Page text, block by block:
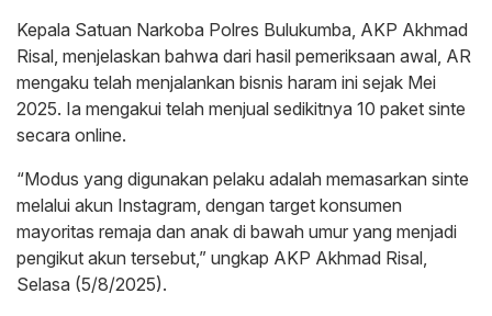
Kepala Satuan Narkoba Polres Bulukumba, AKP Akhmad
Risal, menjelaskan bahwa dari hasil pemeriksaan awal, AR
mengaku telah menjalankan bisnis haram ini sejak Mei
2025. Ia mengakui telah menjual sedikitnya 10 paket sinte
secara online.
“Modus yang digunakan pelaku adalah memasarkan sinte
melalui akun Instagram, dengan target konsumen
mayoritas remaja dan anak di bawah umur yang menjadi
pengikut akun tersebut,” ungkap AKP Akhmad Risal,
Selasa (5/8/2025).